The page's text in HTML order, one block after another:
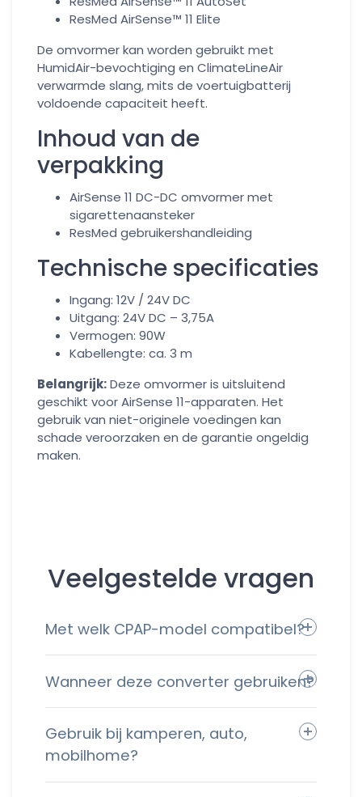
ResMed AirSense™ 11 Elite
De omvormer kan worden gebruikt met
HumidAir-bevochtiging en ClimateLineAir
verwarmde slang, mits de voertuigbatterij
voldoende capaciteit heeft.
Inhoud van de
verpakking
AirSense 11 DC-DC omvormer met
sigarettenaansteker
ResMed gebruikershandleiding
Technische specificaties
Ingang: 12V / 24V DC
Uitgang: 24V DC – 3,75A
Vermogen: 90W
Kabellengte: ca. 3 m
Belangrijk:Deze omvormer is uitsluitend
geschikt voor AirSense 11-apparaten. Het
gebruik van niet-originele voedingen kan
schade veroorzaken en de garantie ongeldig
maken.
Veelgestelde vragen
Met welk CPAP-model compatibel?
Wanneer deze converter gebruiken?
Gebruik bij kamperen, auto,
mobilhome?